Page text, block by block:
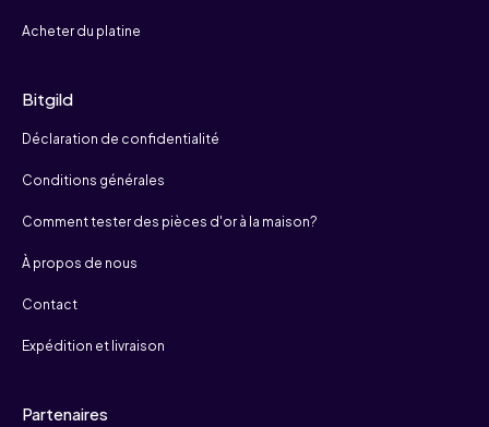
Acheter du platine
Bitgild
Déclaration de confidentialité
Conditions générales
Comment tester des pièces d'or à la maison?
À propos de nous
Contact
Expédition et livraison
Partenaires